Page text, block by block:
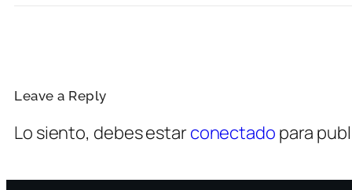
Leave a Reply
Lo siento, debes estar conectado para